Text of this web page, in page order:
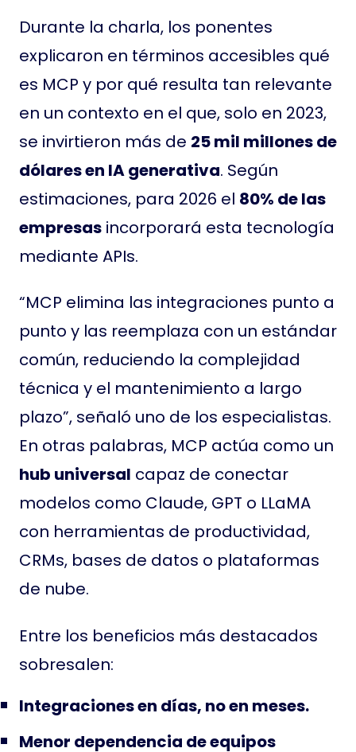
Durante la charla, los ponentes
explicaron en términos accesibles qué
es MCP y por qué resulta tan relevante
en un contexto en el que, solo en 2023,
se invirtieron más de 25 mil millones de
dólares en IA generativa. Según
estimaciones, para 2026 el 80% de las
empresas incorporará esta tecnología
mediante APIs.
“MCP elimina las integraciones punto a
punto y las reemplaza con un estándar
común, reduciendo la complejidad
técnica y el mantenimiento a largo
plazo”, señaló uno de los especialistas.
En otras palabras, MCP actúa como un
hub universal capaz de conectar
modelos como Claude, GPT o LLaMA
con herramientas de productividad,
CRMs, bases de datos o plataformas
de nube.
Entre los beneficios más destacados
sobresalen:
Integraciones en días, no en meses.
Menor dependencia de equipos